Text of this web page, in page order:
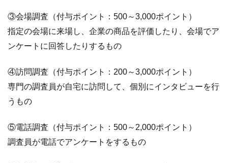
③会場調査（付与ポイント：500～3,000ポイント）
指定の会場に来場し、企業の商品を評価したり、会場でア
ンケートに回答したりするもの
④訪問調査（付与ポイント：200～3,000ポイント）
専門の調査員が自宅に訪問して、個別にインタビューを行
うもの
⑤電話調査（付与ポイント：500～2,000ポイント）
調査員が電話でアンケートをするもの